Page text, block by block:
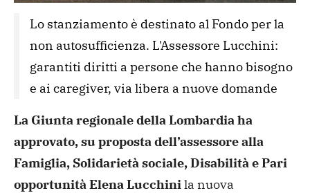
Lo stanziamento è destinato al Fondo per la
non autosufficienza. L'Assessore Lucchini:
garantiti diritti a persone che hanno bisogno
e ai caregiver, via libera a nuove domande
La Giunta regionale della Lombardia ha
approvato, su proposta dell’assessore alla
Famiglia, Solidarietà sociale, Disabilità e Pari
opportunità Elena Lucchinila nuova